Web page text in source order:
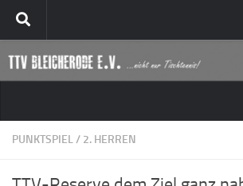
Zum Inhalt springen
PUNKTSPIEL/ 2. HERREN